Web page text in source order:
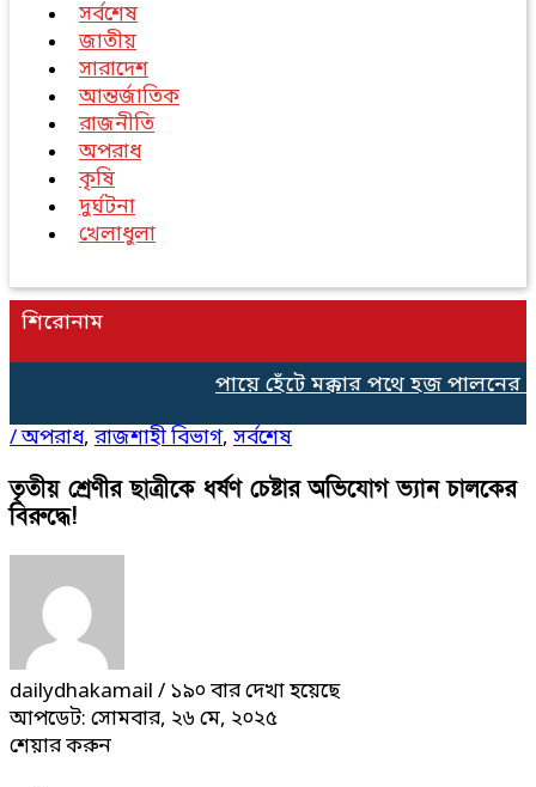
সর্বশেষ
জাতীয়
সারাদেশ
আন্তর্জাতিক
রাজনীতি
অপরাধ
কৃষি
দুর্ঘটনা
খেলাধুলা
শিরোনাম
পায়ে হেঁটে মক্কার পথে হজ পালনের
/অপরাধ, রাজশাহী বিভাগ, সর্বশেষ
তৃতীয় শ্রেণীর ছাত্রীকে ধর্ষণ চেষ্টার অভিযোগ ভ্যান চালকের
বিরুদ্ধে!
dailydhakamail / ১৯০ বার দেখা হয়েছে
আপডেট: সোমবার, ২৬ মে, ২০২৫
শেয়ার করুন